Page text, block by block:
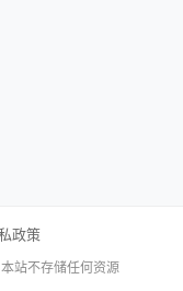
政策
站不存储任何资源